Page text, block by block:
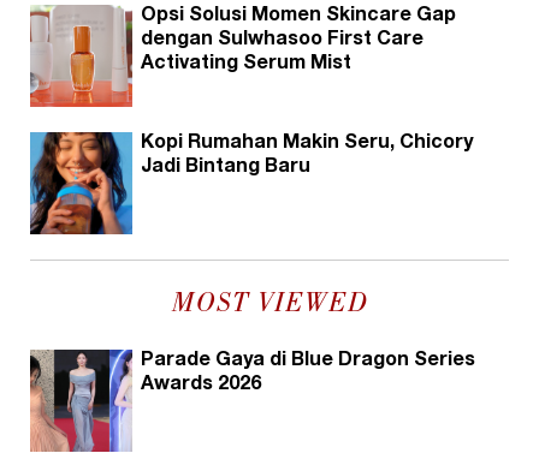
Opsi Solusi Momen Skincare Gap
dengan Sulwhasoo First Care
Activating Serum Mist
Kopi Rumahan Makin Seru, Chicory
Jadi Bintang Baru
MOST VIEWED
Parade Gaya di Blue Dragon Series
Awards 2026